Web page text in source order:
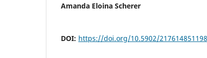
Amanda Eloina Scherer
DOI: https://doi.org/10.5902/